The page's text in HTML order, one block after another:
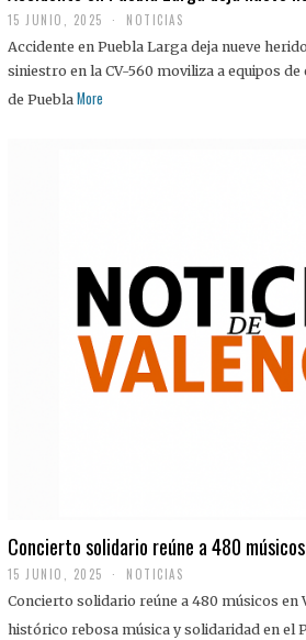
15 JUNIO, 2025 NOTICIAS
Accidente en Puebla Larga deja nueve
siniestro en la CV-560 moviliza a equipos
de Puebla More
Concierto solidario reúne a 480
15 JUNIO, 2025 NOTICIAS
Concierto solidario reúne a 480 músicos en
histórico rebosa música y solidaridad en el